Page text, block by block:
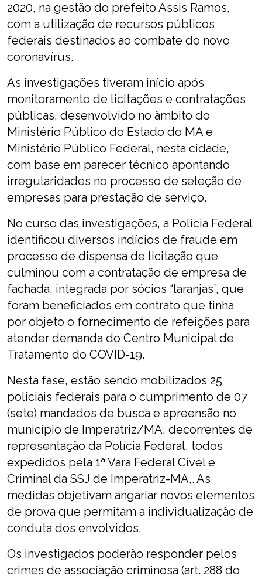
2020, na gestão do prefeito Assis Ramos,
com a utilização de recursos públicos
federais destinados ao combate do novo
coronavírus.
As investigações tiveram início após
monitoramento de licitações e contratações
públicas, desenvolvido no âmbito do
Ministério Público do Estado do MA e
Ministério Público Federal, nesta cidade,
com base em parecer técnico apontando
irregularidades no processo de seleção de
empresas para prestação de serviço.
No curso das investigações, a Polícia Federal
identificou diversos indícios de fraude em
processo de dispensa de licitação que
culminou com a contratação de empresa de
fachada, integrada por sócios “laranjas”, que
foram beneficiados em contrato que tinha
por objeto o fornecimento de refeições para
atender demanda do Centro Municipal de
Tratamento do COVID-19.
Nesta fase, estão sendo mobilizados 25
policiais federais para o cumprimento de 07
(sete) mandados de busca e apreensão no
município de Imperatriz/MA, decorrentes de
representação da Polícia Federal, todos
expedidos pela 1ª Vara Federal Cível e
Criminal da SSJ de Imperatriz-MA,. As
medidas objetivam angariar novos elementos
de prova que permitam a individualização de
conduta dos envolvidos.
Os investigados poderão responder pelos
crimes de associação criminosa (art. 288 do